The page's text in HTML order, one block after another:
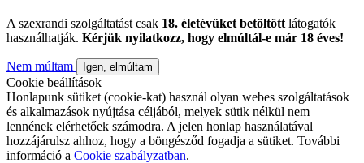
A szexrandi szolgáltatást csak 18. életévüket betöltött látogatók
használhatják. Kérjük nyilatkozz, hogy elmúltál-e már 18 éves!
Nem múltam Igen, elmúltam
Cookie beállítások
Honlapunk sütiket (cookie-kat) használ olyan webes szolgáltatások
és alkalmazások nyújtása céljából, melyek sütik nélkül nem
lennének elérhetőek számodra. A jelen honlap használatával
hozzájárulsz ahhoz, hogy a böngésződ fogadja a sütiket. További
információ a Cookie szabályzatban.